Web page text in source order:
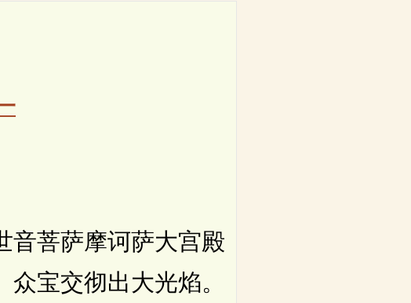
菩萨摩诃萨大宫殿
宝交彻出大光焰。